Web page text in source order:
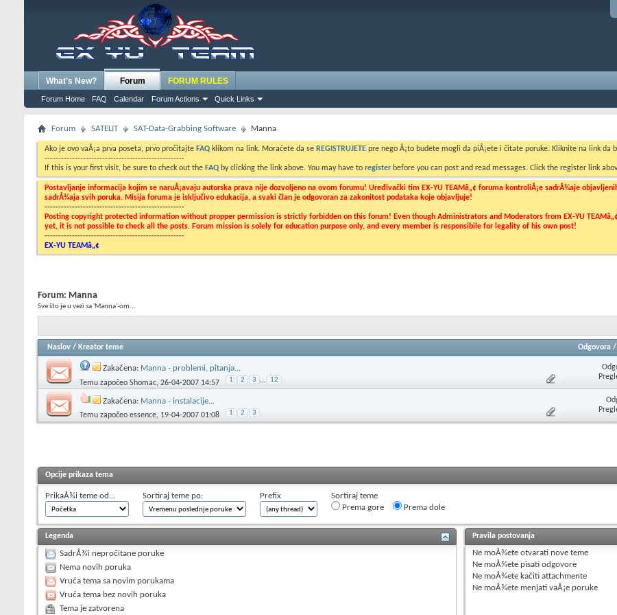
What's New? Forum
Forum Home FAQ Calendar Forum Actions Quick Links
FORUM RULES
Forum SATELIT SAT-Data-Grabbing Software Manna
Ako je ovo vaÅ¡a prva poseta, prvo pročitajte FAQ klikom na link. Moraćete da se REGISTRUJETE pre nego Å¡to budete mogli da piÅ¡ete i čitate poruke. Kliknite na link da
---------------------------------------------------
If this is your first visit, be sure to check out the FAQ by clicking the link above. You may have to register before you can post and read messages. Click the register link
Postavljanje informacija kojim se naruÅ¡avaju autorska prava nije dozvoljeno na ovom forumu! Uređivački tim EX-YU TEAMâ„¢ foruma kontroliÅ¡e sadrÅ¾aje
sadrÅ¾aja svih poruka. Misija foruma je isključivo edukacija, a svaki član je odgovoran za zakonitost podataka koje objavljuje!
---------------------------------------------------
Posting copyright protected information without propper permission is strictly forbidden on this forum! Even though Administrators and Moderators from EX-YU
yet, it is not possible to check all the posts. Forum mission is solely for education purpose only, and every member is responsibile for legality of his own post!
---------------------------------------------------
EX-YU TEAMâ„¢
Forum: Manna
Sve što je u vezi sa 'Manna'-om...
Naslov / Kreator teme Odgovora /
Zakačena: Manna - problemi, pitanja...
Temu započeo Shomac, 26-04-2007 14:57 1 2 3 ... 12
Zakačena: Manna - instalacije...
Temu započeo essence, 19-04-2007 01:08 1 2 3
Opcije prikaza tema
PrikaÅ¾i teme od... Sortiraj teme po: Prefix
Sortiraj teme
Prema gore
Prema dole
Legenda
SadrÅ¾i nepročitane poruke
Nema novih poruka
Vruća tema sa novim porukama
Vruća tema bez novih poruka
Tema je zatvorena
Pravila postovanja
Ne moÅ¾ete otvarati nove teme
Ne moÅ¾ete pisati odgovore
Ne moÅ¾ete kačiti attachmente
Ne moÅ¾ete menjati vaÅ¡e poruke